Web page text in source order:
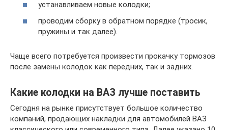
устанавливаем новые колодки;
проводим сборку в обратном порядке (тросик,
пружины и так далее).
Чаще всего потребуется произвести прокачку тормозов
после замены колодок как передних, так и задних.
Какие колодки на ВАЗ лучше поставить
Сегодня на рынке присутствует большое количество
компаний, продающих накладки для автомобилей ВАЗ